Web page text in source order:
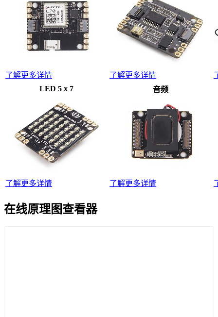
了解更多详情 了解更多详情
LED 5 x 7
音频
了解更多详情 了解更多详情
在线原理图查看器